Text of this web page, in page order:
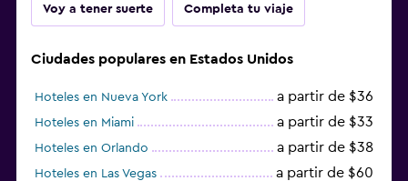
Voy a tener suerte Completa tu viaje
Ciudades populares en Estados Unidos
Hoteles en Nueva York a partir de $36
Hoteles en Miami a partir de $33
Hoteles en Orlando a partir de $38
Hoteles en Las Vegas a partir de $60